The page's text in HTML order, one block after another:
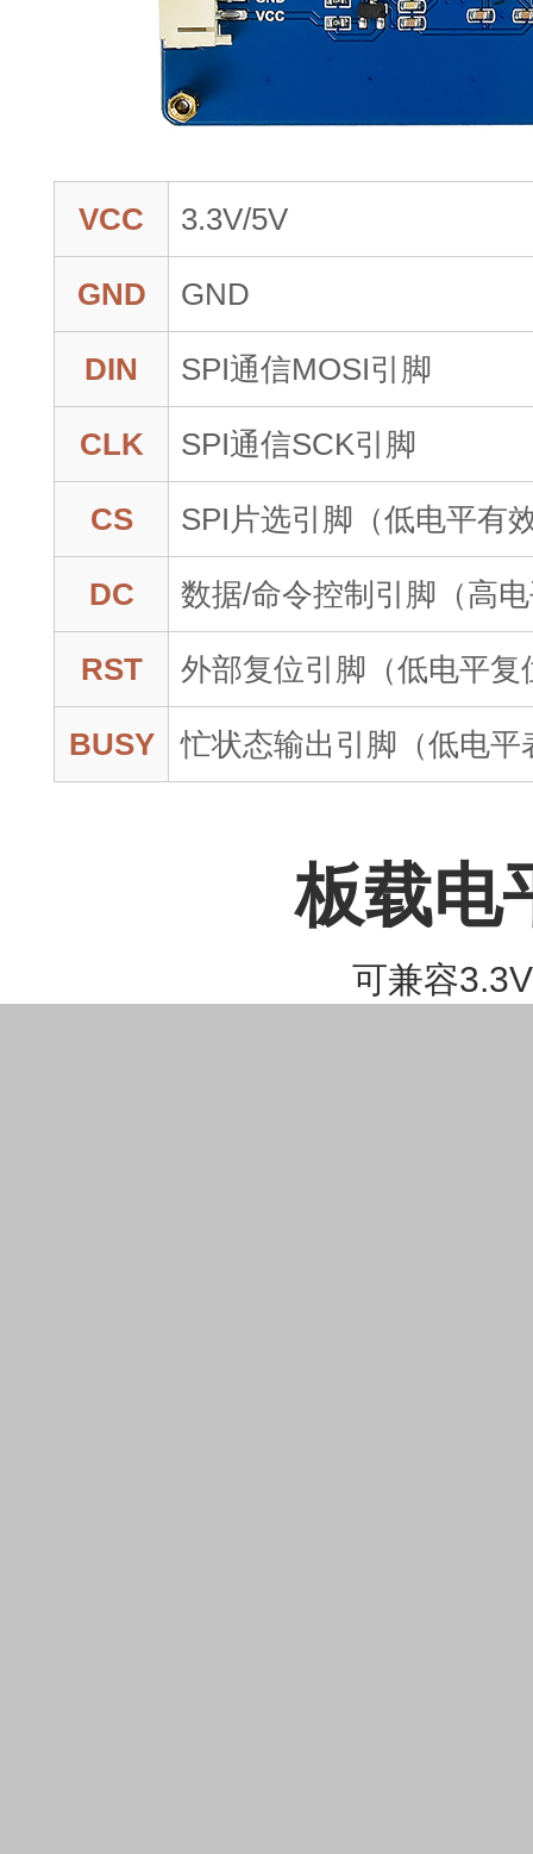
VCC 3.3V/5V
GND GND
DIN SPI通信MOSI引脚
CLK SPI通信SCK引脚
CS SPI片选引脚（低电平有
DC 数据/命令控制引脚（高
RST 外部复位引脚（低电平复
BUSY 忙状态输出引脚（低电平
板载电
可兼容